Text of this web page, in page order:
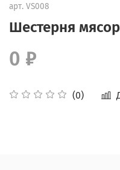
арт. VS008
Шестерня
(0)
0 ₽